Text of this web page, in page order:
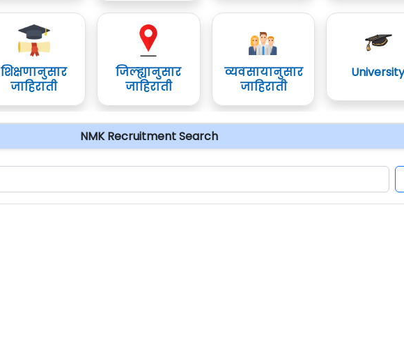
शिक्षणानुसार
जाहिराती
जिल्ह्यानुसार
जाहिराती
व्यवसायानुसार
जाहिराती
NMK Recruitment Search